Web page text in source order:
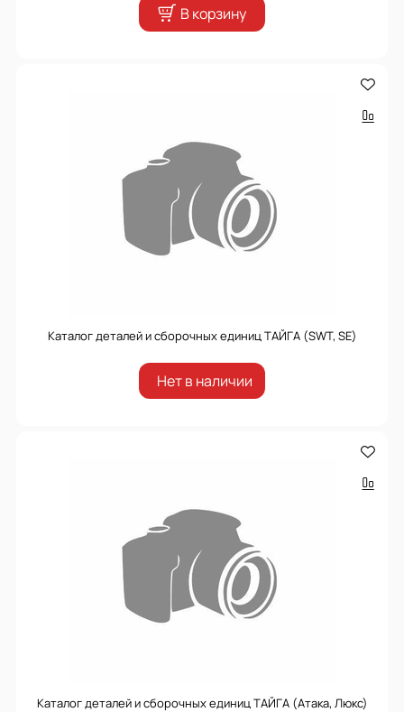
В корзину
Каталог деталей и сборочных единиц ТАЙГА (SWT, SE)
Нет в наличии
Каталог деталей и сборочных единиц ТАЙГА (Атака, Люкс)